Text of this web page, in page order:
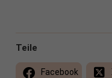
Teile
Facebook